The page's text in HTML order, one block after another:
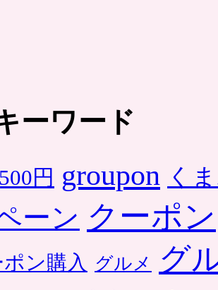
ーワード
500円 groupon く
ーン クーポン
ン購入 グルメ グ